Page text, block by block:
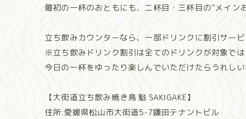
最初の一杯のおともにも、二杯目・三杯目の“メイ
立ち飲みカウンターなら、一部ドリンクに割引サー
※立ち飲みドリンク割引は全てのドリンクが対象で
今日の一杯をゆったり楽しんでいただけたらうれし
【大街道立ち飲み焼き鳥 魁 SAKIGAKE】
住所:愛媛県松山市大街道5-7鎌田テナントビル